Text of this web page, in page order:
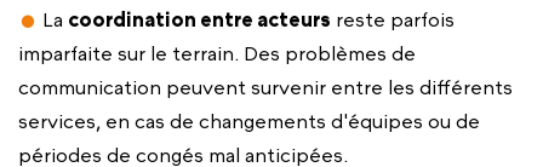
La coordination entre acteurs reste parfois
imparfaite sur le terrain. Des problèmes de
communication peuvent survenir entre les différents
services, en cas de changements d'équipes ou de
périodes de congés mal anticipées.